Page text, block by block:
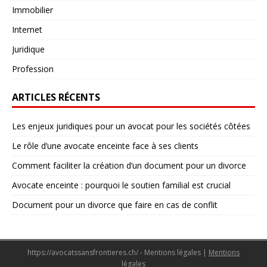
Immobilier
Internet
Juridique
Profession
ARTICLES RÉCENTS
Les enjeux juridiques pour un avocat pour les sociétés côtées
Le rôle d’une avocate enceinte face à ses clients
Comment faciliter la création d’un document pour un divorce
Avocate enceinte : pourquoi le soutien familial est crucial
Document pour un divorce que faire en cas de conflit
https://avocatssansfrontieres.ch/ - Mentions légales | Mentions
légales